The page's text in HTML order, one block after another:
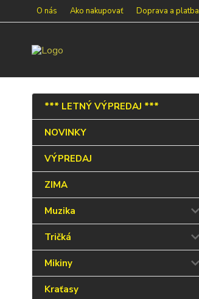
O nás Ako nakupovať Doprava a platba
*** LETNÝ VÝPREDAJ ***
NOVINKY
VÝPREDAJ
ZIMA
Muzika
Tričká
Mikiny
Kraťasy